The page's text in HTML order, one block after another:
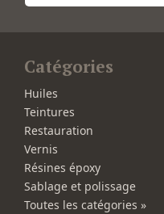
Catégories
Huiles
Teintures
Restauration
Vernis
Résines époxy
Sablage et polissage
Toutes les catégories »